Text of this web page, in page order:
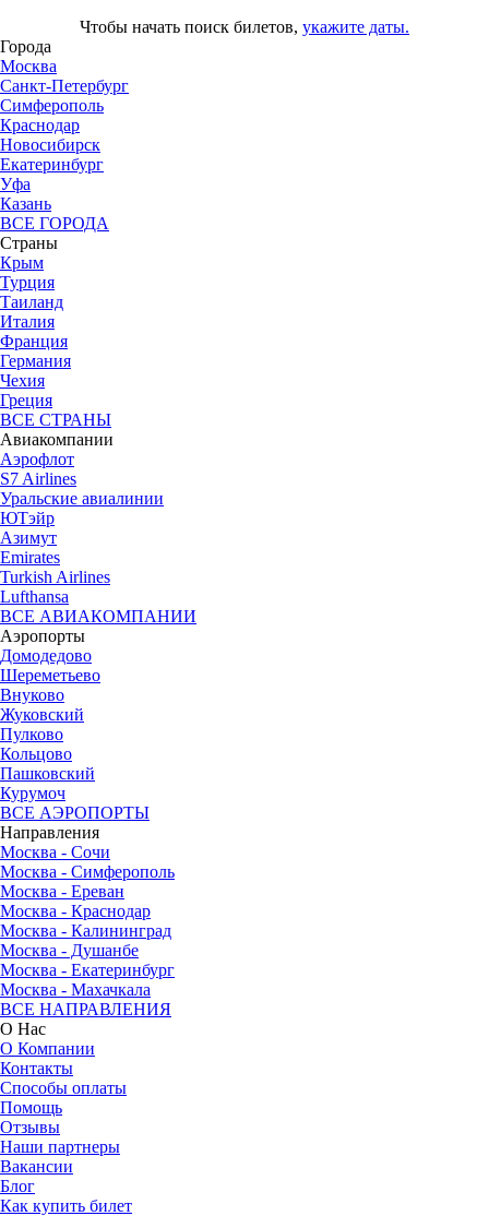
Чтобы начать поиск билетов, укажите даты.
Города
Москва
Санкт-Петербург
Симферополь
Краснодар
Новосибирск
Екатеринбург
Уфа
Казань
ВСЕ ГОРОДА
Страны
Крым
Турция
Таиланд
Италия
Франция
Германия
Чехия
Греция
ВСЕ СТРАНЫ
Авиакомпании
Аэрофлот
S7 Airlines
Уральские авиалинии
ЮТэйр
Азимут
Emirates
Turkish Airlines
Lufthansa
ВСЕ АВИАКОМПАНИИ
Аэропорты
Домодедово
Шереметьево
Внуково
Жуковский
Пулково
Кольцово
Пашковский
Курумоч
ВСЕ АЭРОПОРТЫ
Направления
Москва - Сочи
Москва - Симферополь
Москва - Ереван
Москва - Краснодар
Москва - Калининград
Москва - Душанбе
Москва - Екатеринбург
Москва - Махачкала
ВСЕ НАПРАВЛЕНИЯ
О Нас
О Компании
Контакты
Способы оплаты
Помощь
Отзывы
Наши партнеры
Вакансии
Блог
Как купить билет